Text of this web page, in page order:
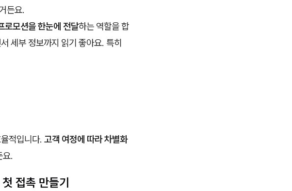
든요.
로모션을 한눈에 전달하는 역할을 합
세부 정보까지 읽기 좋아요. 특히
적입니다. 고객 여정에 따라 차별화
요.
접촉 만들기